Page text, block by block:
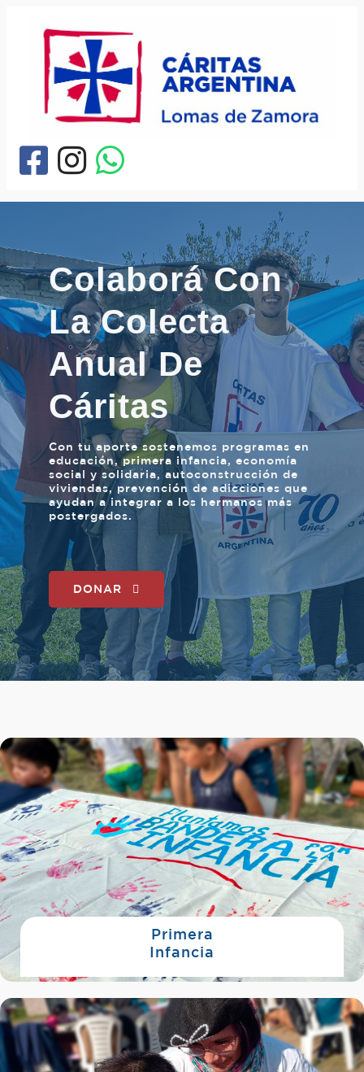
contenido
Colaborá Con
La Colecta
Anual De
Cáritas
Con tu aporte sostenemos programas en
educación, primera infancia, economía
social y solidaria, autoconstrucción de
viviendas, prevención de adicciones que
ayudan a integrar a los hermanos más
postergados.
DONAR
Primera
Infancia